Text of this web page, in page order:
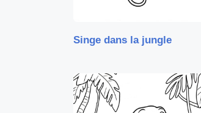
Singe dans la jungle